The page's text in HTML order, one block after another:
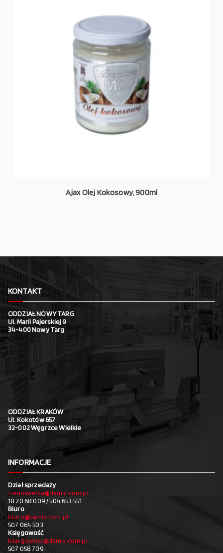
Ajax Olej Kokosowy, 900ml
KONTAKT
ODDZIAŁ NOWY TARG
Ul. Marii Pajerskiej 9
34-400 Nowy Targ
ODDZIAŁ KRAKÓW
Ul. Kokotów 657
32-002 Węgrzce Wielkie
INFORMACJE
Dział sprzedaży
zamowienia@damix.com.pl
18 20 68 009 / 504 653 551
Biuro
biuro@damix.com.pl
507 064 503
Księgowość
ksiegowosc@damix.com.pl
507 058 709